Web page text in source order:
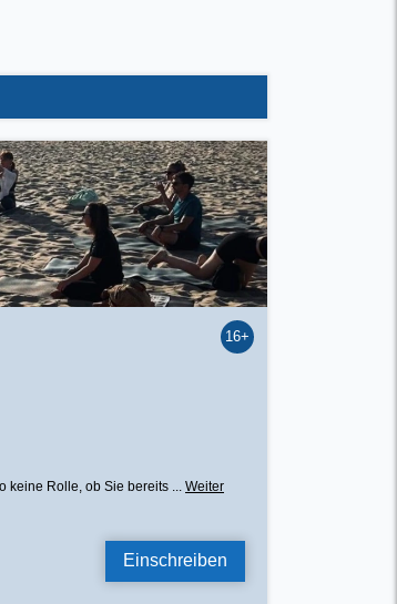
16+
keine Rolle, ob Sie bereits ... Weiter
Einschreiben